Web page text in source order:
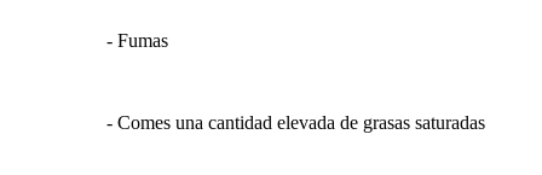
- Fumas
- Comes una cantidad elevada de grasas saturadas